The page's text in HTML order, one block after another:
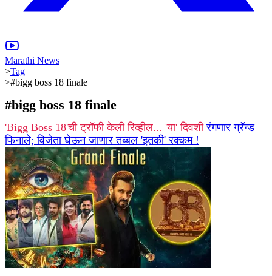
Marathi News
>Tag
>#bigg boss 18 finale
#bigg boss 18 finale
'Bigg Boss 18'ची ट्रॉफी केली रिव्हील... 'या' दिवशी रंगणार ग्रॅन्ड
फिनाले; विजेता घेऊन जाणार तब्बल 'इतकी' रक्कम !